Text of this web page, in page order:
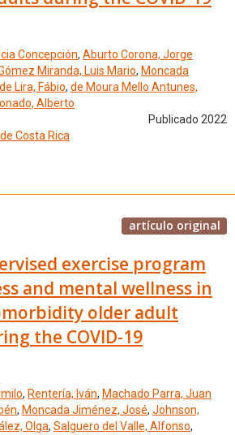
Concepción, Aburto Corona, Jorge
Miranda, Luis Mario, Moncada
Lira, Fábio, de Moura Mello Antunes,
Alberto
Publicado 2022
Costa Rica
artículo original
exercise program
and mental wellness in
older adult
the COVID-19
, Rentería, Iván, Machado Parra, Juan
, Moncada Jiménez, José, Johnson,
Olga, Salguero del Valle, Alfonso,